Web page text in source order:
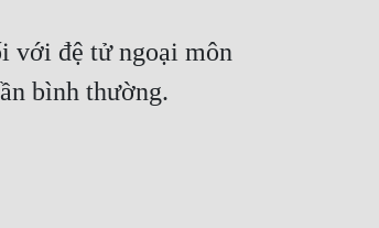
với đệ tử ngoại môn
bình thường.